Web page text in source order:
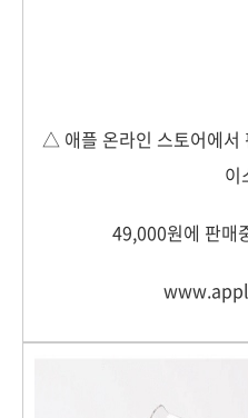
△ 애플 온라인 스토어에서
이
49,000원에 판매